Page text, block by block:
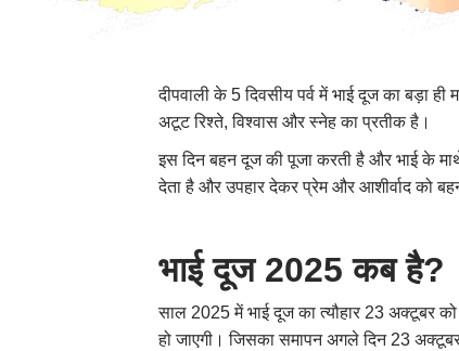
दीपवाली के 5 दिवसीय पर्व में भाई दूज का बड़ा ही
अटूट रिश्ते, विश्वास और स्नेह का प्रतीक है।
इस दिन बहन दूज की पूजा करती है और भाई के
देता है और उपहार देकर प्रेम और आशीर्वाद को
भाई दूज 2025 कब है?
साल 2025 में भाई दूज का त्यौहार 23 अक्टूबर
हो जाएगी। जिसका समापन अगले दिन 23